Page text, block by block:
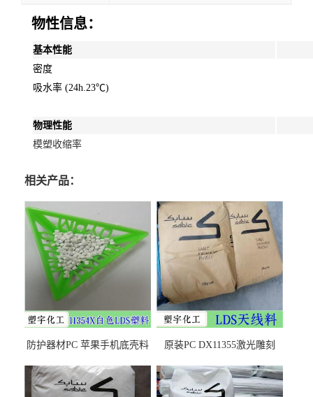
物性信息：
基本性能
密度
吸水率 (24h.23℃)
物理性能
模塑收缩率
相关产品：
防护器材PC 苹果手机底壳料
之忧
原装PC DX11355激光雕刻